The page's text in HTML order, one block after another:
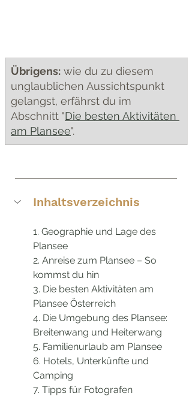
Übrigens: wie du zu diesem
unglaublichen Aussichtspunkt
gelangst, erfährst du im
Abschnitt "Die besten Aktivitäten
am Plansee".
Inhaltsverzeichnis
1. Geographie und Lage des
Plansee
2. Anreise zum Plansee – So
kommst du hin
3. Die besten Aktivitäten am
Plansee Österreich
4. Die Umgebung des Plansee:
Breitenwang und Heiterwang
5. Familienurlaub am Plansee
6. Hotels, Unterkünfte und
Camping
7. Tipps für Fotografen